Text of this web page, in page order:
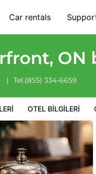
Car rentals
ON
Tel.(855) 334-6659
OTEL BILGILERI